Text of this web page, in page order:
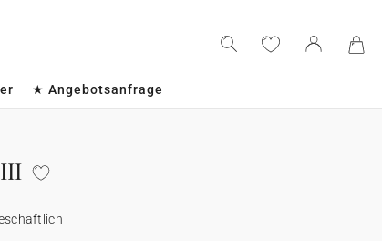
★ Angebotsanfrage